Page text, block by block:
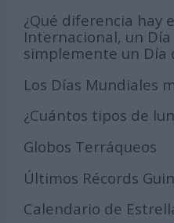
¿Qué diferencia hay
Internacional, un
simplemente un Día
Los Días Mundiales
¿Cuántos tipos de
Globos Terráqueos
Últimos Récords
Calendario de